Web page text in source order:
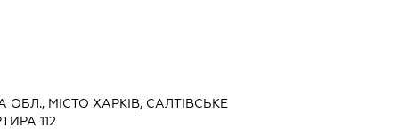
ОБЛ., МІСТО ХАРКІВ, САЛТІВСЬКЕ
112